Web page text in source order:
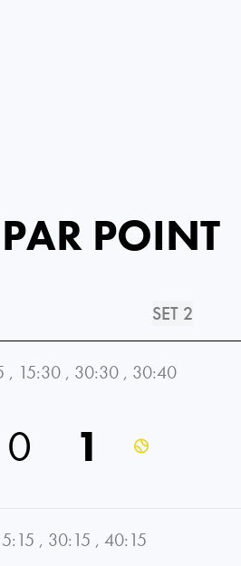
PAR POINT
SET 2
, 15:30 , 30:30 , 30:40
0 1
, 30:15 , 40:15